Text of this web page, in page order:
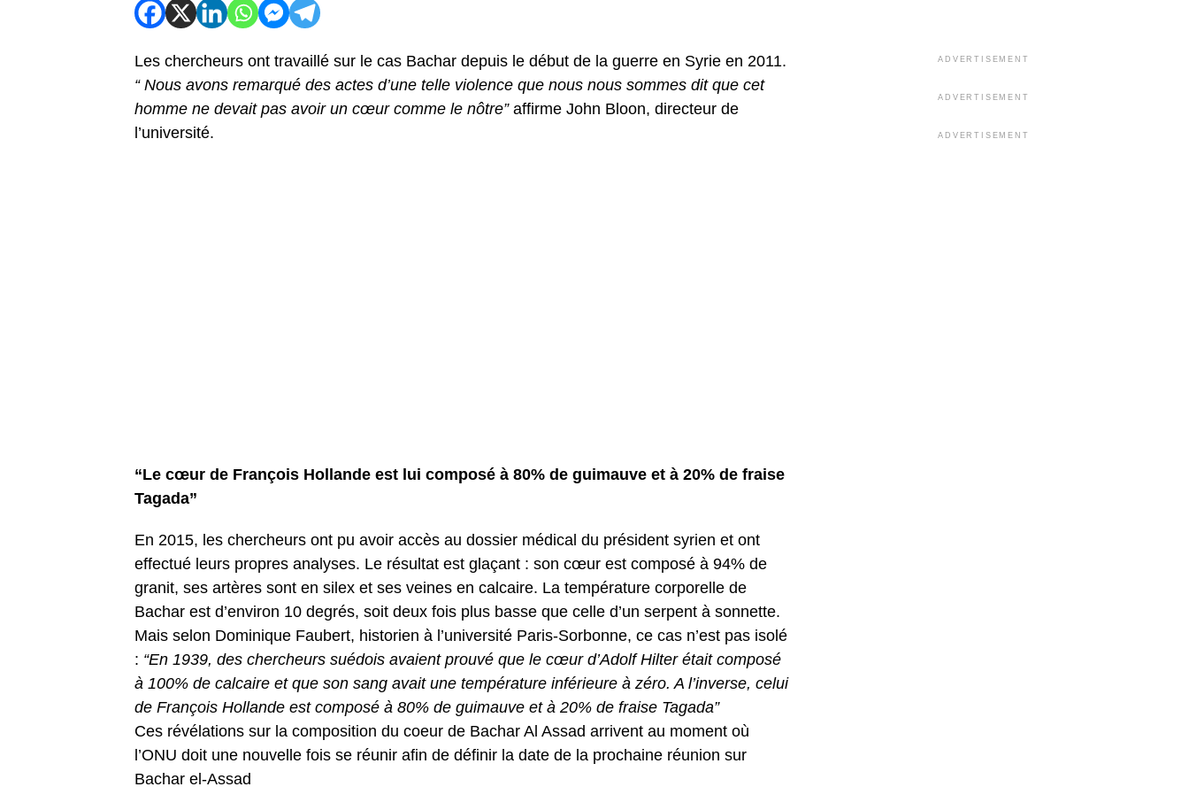
Les chercheurs ont travaillé sur le cas Bachar depuis le début de la guerre en Syrie en 2011.
“ Nous avons remarqué des actes d’une telle violence que nous nous sommes dit que cet
homme ne devait pas avoir un cœur comme le nôtre”affirme John Bloon, directeur de
l’université.
“Le cœur de François Hollande est lui composé à 80% de guimauve et à 20% de fraise
Tagada”
En 2015, les chercheurs ont pu avoir accès au dossier médical du président syrien et ont
effectué leurs propres analyses. Le résultat est glaçant : son cœur est composé à 94% de
granit, ses artères sont en silex et ses veines en calcaire. La température corporelle de
Bachar est d’environ 10 degrés, soit deux fois plus basse que celle d’un serpent à sonnette.
Mais selon Dominique Faubert, historien à l’université Paris-Sorbonne, ce cas n’est pas isolé
: “En 1939, des chercheurs suédois avaient prouvé que le cœur d’Adolf Hilter était composé
à 100% de calcaire et que son sang avait une température inférieure à zéro. A l’inverse, celui
de François Hollande est composé à 80% de guimauve et à 20% de fraise Tagada”
Ces révélations sur la composition du coeur de Bachar Al Assad arrivent au moment où
l’ONU doit une nouvelle fois se réunir afin de définir la date de la prochaine réunion sur
Bachar el-Assad
ADVERTISEMENT
ADVERTISEMENT
ADVERTISEMENT